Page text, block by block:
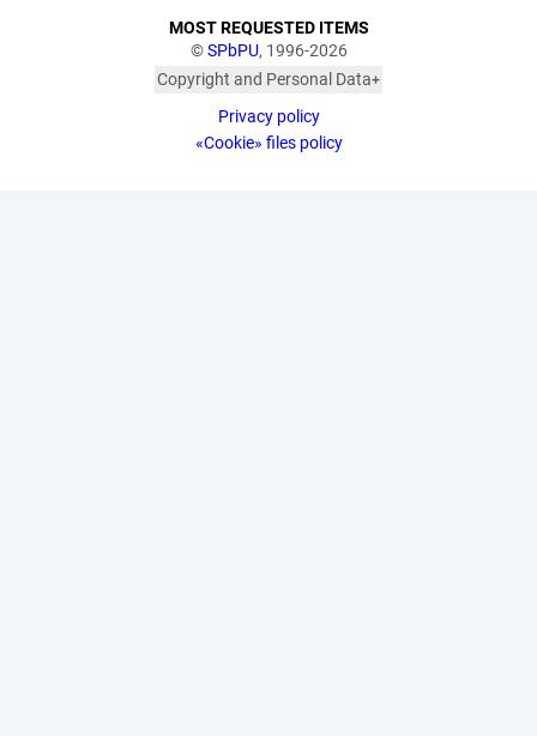
©SPbPU, 1996-2026
Copyright and Personal Data
published with the
consent of the individuals
Privacy policy
«Cookie» files policy
MOST REQUESTED ITEMS